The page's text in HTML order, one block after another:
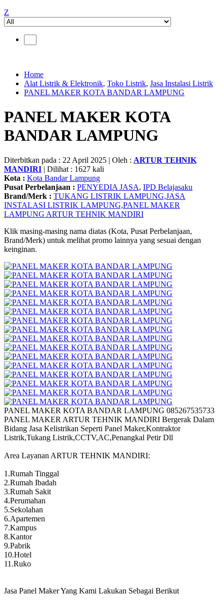
Z
Home
Alat Listrik & Elektronik, Toko Listrik, Jasa Instalasi Listrik
PANEL MAKER KOTA BANDAR LAMPUNG
PANEL MAKER KOTA
BANDAR LAMPUNG
Diterbitkan pada : 22 April 2025 | Oleh : ARTUR TEHNIK
MANDIRI | Dilihat : 1627 kali
Kota : Kota Bandar Lampung
Pusat Perbelanjaan : PENYEDIA JASA, IPD Belajasaku
Brand/Merk : TUKANG LISTRIK LAMPUNG,JASA
INSTALASI LISTRIK LAMPUNG,PANEL MAKER
LAMPUNG ARTUR TEHNIK MANDIRI
Klik masing-masing nama diatas (Kota, Pusat Perbelanjaan,
Brand/Merk) untuk melihat promo lainnya yang sesuai dengan
keinginan.
PANEL MAKER KOTA BANDAR LAMPUNG 085267535733
PANEL MAKER ARTUR TEHNIK MANDIRI Bergerak Dalam
Bidang Jasa Kelistrikan Seperti Panel Maker,Kontraktor
Listrik,Tukang Listrik,CCTV,AC,Penangkal Petir Dll
Area Layanan ARTUR TEHNIK MANDIRI:
1.Rumah Tinggal
2.Rumah Ibadah
3.Rumah Sakit
4.Perumahan
5.Sekolahan
6.Apartemen
7.Kampus
8.Kantor
9.Pabrik
10.Hotel
11.Ruko
Jasa Panel Maker Yang Kami Lakukan Sebagai Berikut